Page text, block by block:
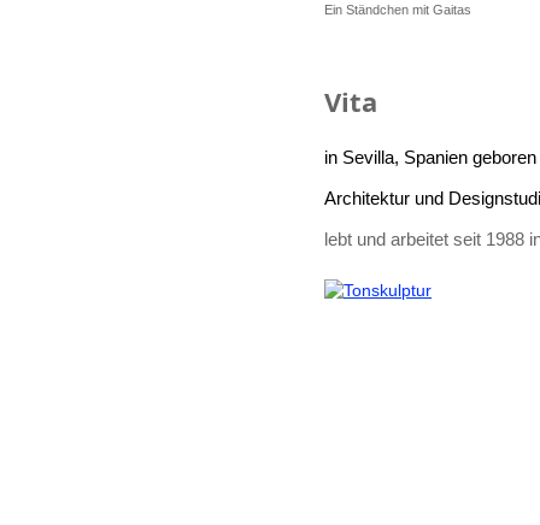
Ein Ständchen mit Gaitas
Vita
in Sevilla, Spanien geboren
Architektur und
lebt und arbeitet seit 1988